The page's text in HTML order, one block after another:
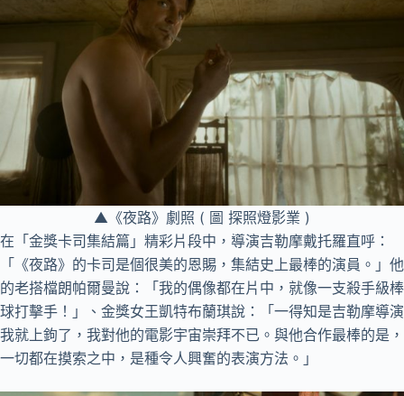
▲《夜路》劇照 ( 圖 探照燈影業 )
在「金獎卡司集結篇」精彩片段中，導演吉勒摩戴托羅直呼：
「《夜路》的卡司是個很美的恩賜，集結史上最棒的演員。」他
的老搭檔朗帕爾曼說：「我的偶像都在片中，就像一支殺手級棒
球打擊手！」、金獎女王凱特布蘭琪說：「一得知是吉勒摩導演
我就上鉤了，我對他的電影宇宙崇拜不已。與他合作最棒的是，
一切都在摸索之中，是種令人興奮的表演方法。」